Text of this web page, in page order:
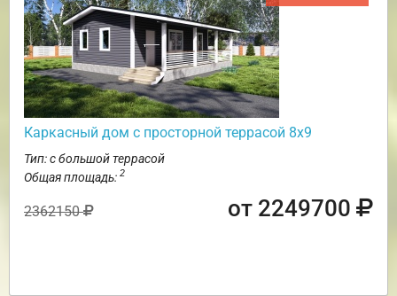
Каркасный дом с просторной террасой 8х9
Тип: с большой террасой
Общая площадь: 2
2362150 от 2249700